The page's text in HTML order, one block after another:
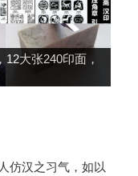
大张240印面，
仿汉之习气，如以